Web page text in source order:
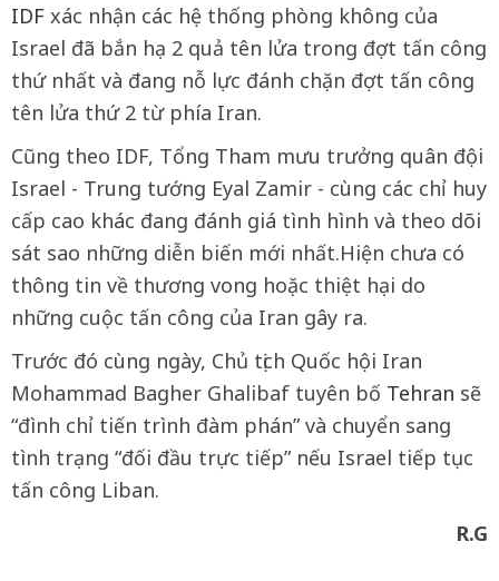
IDF xác nhận các hệ thống phòng không của
Israel đã bắn hạ 2 quả tên lửa trong đợt tấn công
thứ nhất và đang nỗ lực đánh chặn đợt tấn công
tên lửa thứ 2 từ phía Iran.
Cũng theo IDF, Tổng Tham mưu trưởng quân đội
Israel - Trung tướng Eyal Zamir - cùng các chỉ huy
cấp cao khác đang đánh giá tình hình và theo dõi
sát sao những diễn biến mới nhất.Hiện chưa có
thông tin về thương vong hoặc thiệt hại do
những cuộc tấn công của Iran gây ra.
Trước đó cùng ngày, Chủ tịch Quốc hội Iran
Mohammad Bagher Ghalibaf tuyên bố Tehran sẽ
“đình chỉ tiến trình đàm phán” và chuyển sang
tình trạng “đối đầu trực tiếp” nếu Israel tiếp tục
tấn công Liban.
R.G